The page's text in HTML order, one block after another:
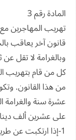
المادة رقم 3
تهريب المهاجرين
قانون آخر يعاقب
وبالغرامة لا تقل
من هذا القانون.
عشرة سنة والغرامة
على عشرين ألف
1-إذا ارتكبت عن